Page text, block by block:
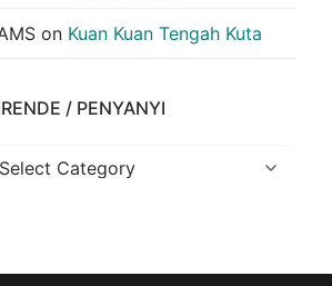
on Kuan Kuan Tengah Kuta
/ PENYANYI